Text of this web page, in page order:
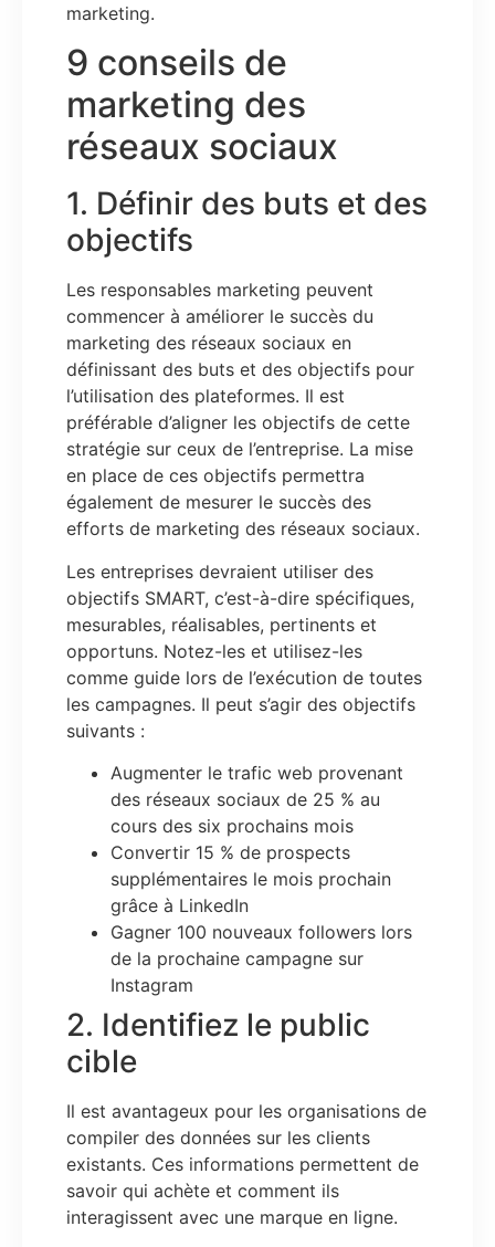
marketing.
9 conseils de
marketing des
réseaux sociaux
1. Définir des buts et des
objectifs
Les responsables marketing peuvent
commencer à améliorer le succès du
marketing des réseaux sociaux en
définissant des buts et des objectifs pour
l’utilisation des plateformes. Il est
préférable d’aligner les objectifs de cette
stratégie sur ceux de l’entreprise. La mise
en place de ces objectifs permettra
également de mesurer le succès des
efforts de marketing des réseaux sociaux.
Les entreprises devraient utiliser des
objectifs SMART, c’est-à-dire spécifiques,
mesurables, réalisables, pertinents et
opportuns. Notez-les et utilisez-les
comme guide lors de l’exécution de toutes
les campagnes. Il peut s’agir des objectifs
suivants :
Augmenter le trafic web provenant
des réseaux sociaux de 25 % au
cours des six prochains mois
Convertir 15 % de prospects
supplémentaires le mois prochain
grâce à LinkedIn
Gagner 100 nouveaux followers lors
de la prochaine campagne sur
Instagram
2. Identifiez le public
cible
Il est avantageux pour les organisations de
compiler des données sur les clients
existants. Ces informations permettent de
savoir qui achète et comment ils
interagissent avec une marque en ligne.